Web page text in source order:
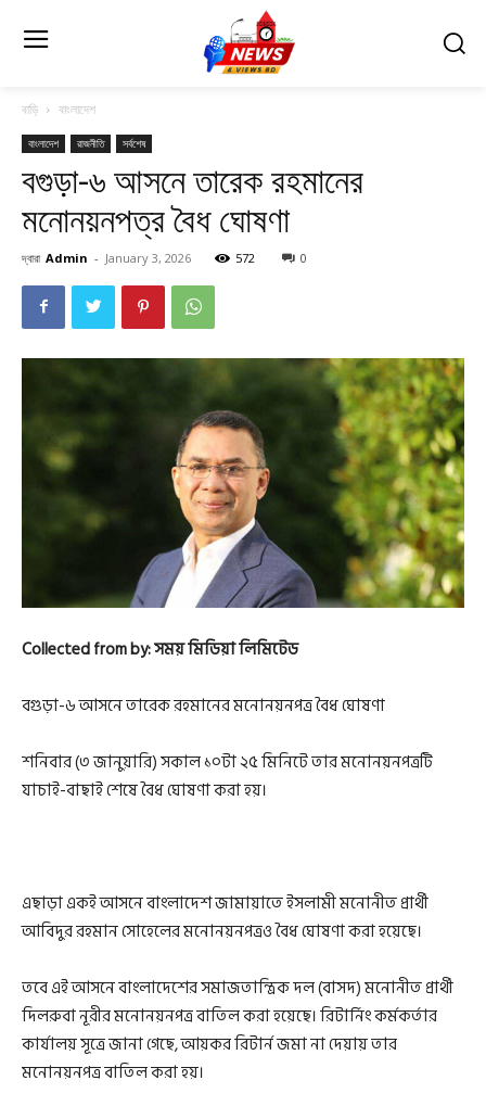
বাড়ি বাংলাদেশ
বাংলাদেশ রাজনীতি সর্বশেষ
বগুড়া-৬ আসনে তারেক রহমানের
মনোনয়নপত্র বৈধ ঘোষণা
দ্বারা Admin - January 3, 2026 572 0
Collected from by: সময় মিডিয়া লিমিটেড
বগুড়া-৬ আসনে তারেক রহমানের মনোনয়নপত্র বৈধ ঘোষণা
শনিবার (৩ জানুয়ারি) সকাল ১০টা ২৫ মিনিটে তার মনোনয়নপত্রটি
যাচাই-বাছাই শেষে বৈধ ঘোষণা করা হয়।
এছাড়া একই আসনে বাংলাদেশ জামায়াতে ইসলামী মনোনীত প্রার্থী
আবিদুর রহমান সোহেলের মনোনয়নপত্রও বৈধ ঘোষণা করা হয়েছে।
তবে এই আসনে বাংলাদেশের সমাজতান্ত্রিক দল (বাসদ) মনোনীত প্রার্থী
দিলরুবা নূরীর মনোনয়নপত্র বাতিল করা হয়েছে। রিটার্নিং কর্মকর্তার
কার্যালয় সূত্রে জানা গেছে, আয়কর রিটার্ন জমা না দেয়ায় তার
মনোনয়নপত্র বাতিল করা হয়।